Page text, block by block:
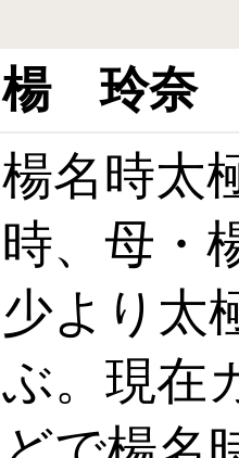
楊 玲奈
楊名時太
時、母・
少より太
ぶ。現在